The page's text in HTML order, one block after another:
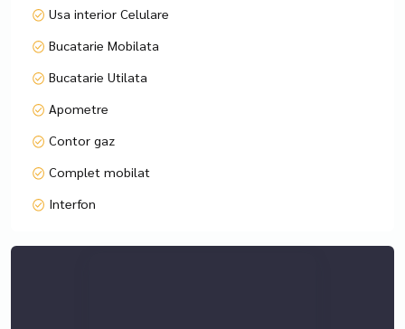
Usa interior Celulare
Bucatarie Mobilata
Bucatarie Utilata
Apometre
Contor gaz
Complet mobilat
Interfon